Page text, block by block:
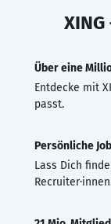
Über eine
Entdecke mit
passt.
Persönliche
Lass Dich